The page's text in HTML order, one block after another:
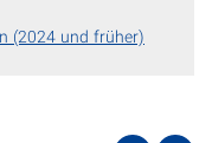
(2024 und früher)